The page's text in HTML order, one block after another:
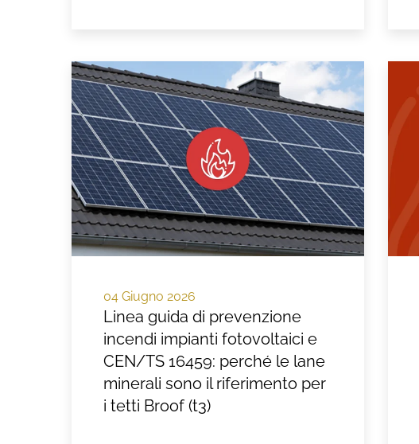
04 Giugno 2026
Linea guida di prevenzione
incendi impianti fotovoltaici e
CEN/TS 16459: perché le lane
minerali sono il riferimento per
i tetti Broof (t3)